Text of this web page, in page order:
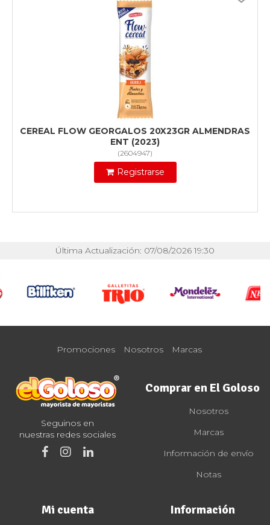
CEREAL FLOW GEORGALOS 20X23GR ALMENDRAS
ENT (2023)
(2604947)
Registrarse
Última Actualización: 07/08/2026 19:30
Promociones Nosotros Marcas
Seguinos en
nuestras redes sociales
Comprar en El Goloso
Nosotros
Marcas
Información de envío
Notas
Mi cuenta Información